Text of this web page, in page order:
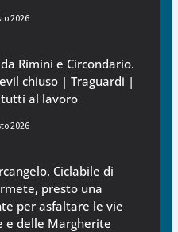
2026
Rimini e Circondario.
chiuso | Traguardi |
tutti al lavoro
2026
Ciclabile di
presto una
per asfaltare le vie
e delle Margherite